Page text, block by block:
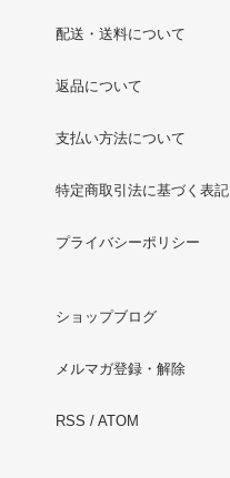
配送・送料について
返品について
支払い方法について
特定商取引法に基づく表記
プライバシーポリシー
ショップブログ
メルマガ登録・解除
RSS / ATOM